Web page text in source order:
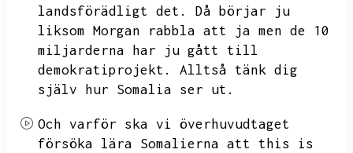
landsförädligt det.
Då börjar ju
liksom Morgan rabbla att ja men de 10
miljarderna har ju gått till
demokratiprojekt.
Alltså tänk dig
själv hur Somalia ser ut.
Och varför ska vi överhuvudtaget
försöka lära Somalierna att this is